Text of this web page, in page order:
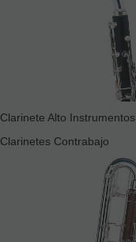
Clarinete Alto Instrumentos
Clarinetes Contrabajo